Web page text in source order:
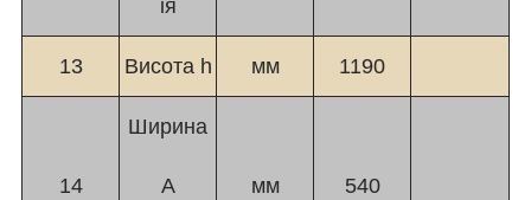
ія
13 Висота h мм 1190
14
Ширина
A мм 540